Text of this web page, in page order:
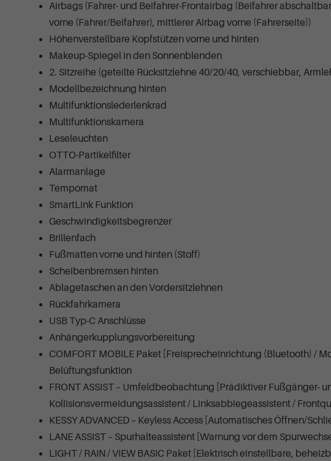
Airbags (Fahrer- und Beifahrer-Frontairbag (Beifahrer
vorne (Fahrer/Beifahrer), mittlerer Airbag vorne (Fahrerseite))
Höhenverstellbare Kopfstützen vorne und hinten
Makeup-Spiegel in den Sonnenblenden
2. Sitzreihe (geteilte Rücksitzlehne 40/20/40, verschiebbar,
Modellbezeichnung hinten
Multifunktionslederlenkrad
Multifunktionskamera
Leseleuchten
OTTO-Partikelfilter
Alarmanlage
Tempomat
SmartLink Funktion
Geschwindigkeitsbegrenzer
Brillenfach
Fußmatten vorne und hinten (Stoff)
Scheibenbremsen hinten
Ablagetaschen an den Vordersitzlehnen
Rückfahrkamera
USB Typ-C Anschlüsse
Anhängerkupplungsvorbereitung
COMFORT MOBILE Paket [Freisprecheinrichtung (Bluetooth) /
Belüftungsfunktion
FRONT ASSIST – Umfeldbeobachtung [Prädiktiver Fußgänger-
Kollisionsvermeidungsassistent / Linksabbiegeassistent /
KESSY ADVANCED – Keyless Access [Automatisches Öffnen/
LANE ASSIST – Spurhalteassistent [Warnung vor dem
LIGHT / RAIN / VIEW BASIC Paket [Elektrisch einstellbare,